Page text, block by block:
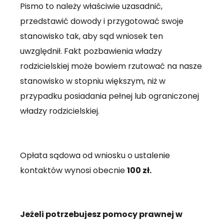
Pismo to należy właściwie uzasadnić,
przedstawić dowody i przygotować swoje
stanowisko tak, aby sąd wniosek ten
uwzględnił. Fakt pozbawienia władzy
rodzicielskiej może bowiem rzutować na nasze
stanowisko w stopniu większym, niż w
przypadku posiadania pełnej lub ograniczonej
władzy rodzicielskiej.
Opłata sądowa od wniosku o ustalenie
kontaktów wynosi obecnie100 zł.
Jeżeli potrzebujesz pomocy prawnej w